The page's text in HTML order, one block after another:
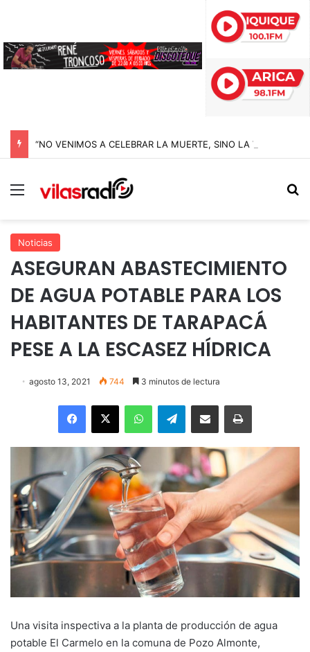
Menú
Noticias
ASEGURAN ABASTECIMIENTO
DE AGUA POTABLE PARA LOS
HABITANTES DE TARAPACÁ
PESE A LA ESCASEZ HÍDRICA
agosto 13, 2021 744 3 minutos de lectura
Facebook
X WhatsAppTelegramEnviar vía email Imprimir
Una visita inspectiva a la planta de producción de agua
potable El Carmelo en la comuna de Pozo Almonte,